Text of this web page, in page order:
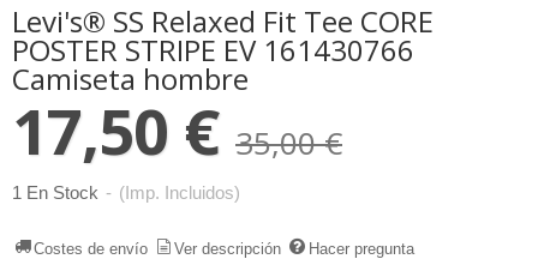
Levi's® SS Relaxed Fit Tee CORE
POSTER STRIPE EV 161430766
Camiseta hombre
17,50 € 35,00 €
1 En Stock - (Imp. Incluidos)
Costes de envío Ver descripción Hacer pregunta